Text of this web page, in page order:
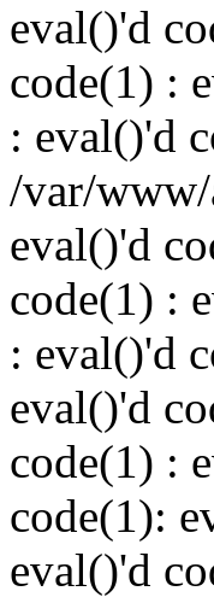
eval()'d
code(1) :
: eval()'d
/var/
eval()'d
code(1) :
: eval()'d
eval()'d
code(1) :
code(1):
eval()'d